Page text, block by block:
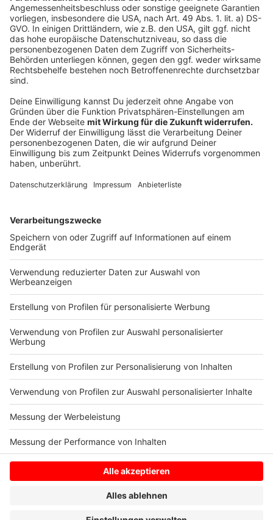
In Ibbenbüren startet Geberit den Bau eines neuen
Logistikzentrums im I-NOVA Park. Das Unternehmen
investiert rund 200 Millionen Euro. Die Einzelheiten sind
hier.
Das ist heute wichtig
Anzeige
den Ferien. Chris aus Neuenkirchen versucht heute
Anti-Camper Sören vom Camping zu überzeugen!
Night Light in Ochtrup, Kirmes in Wettringen und in
Hörstel… viel los in der Region! Was ist für euch
wirklich Luxus am Wochenende? Schreibt uns und
kommt live on air!
RADIO RST einschalten!
Anzeige
Anzeige